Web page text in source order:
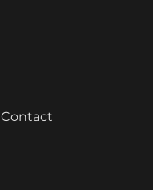
Contact